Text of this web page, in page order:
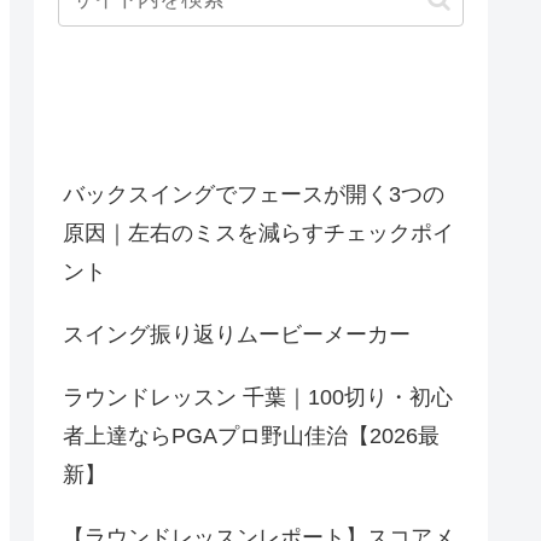
バックスイングでフェースが開く3つの
原因｜左右のミスを減らすチェックポイ
ント
スイング振り返りムービーメーカー
ラウンドレッスン 千葉｜100切り・初心
者上達ならPGAプロ野山佳治【2026最
新】